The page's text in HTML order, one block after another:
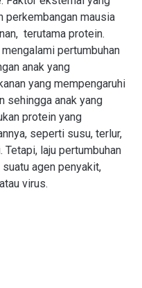
perkembangan mausia
terutama protein.
pertumbuhan
anak yang
yang mempengaruhi
sehingga anak yang
protein yang
seperti susu, terlur,
Tetapi, laju pertumbuhan
agen penyakit,
virus.